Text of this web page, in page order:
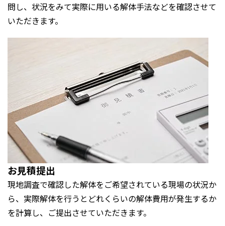
問し、状況をみて実際に用いる解体手法などを確認させて
いただきます。
お見積提出
現地調査で確認した解体をご希望されている現場の状況か
ら、実際解体を行うとどれくらいの解体費用が発生するか
を計算し、ご提出させていただきます。